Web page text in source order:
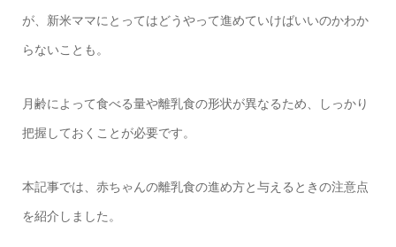
が、新米ママにとってはどうやって進めていけばいいのかわか
らないことも。
月齢によって食べる量や離乳食の形状が異なるため、しっかり
把握しておくことが必要です。
本記事では、赤ちゃんの離乳食の進め方と与えるときの注意点
を紹介しました。